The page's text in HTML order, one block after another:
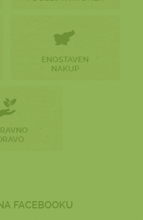
ENOSTAVEN
NAKUP
FACEBOOKU